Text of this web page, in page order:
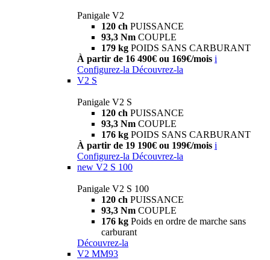
Panigale V2
120 ch PUISSANCE
93,3 Nm COUPLE
179 kg POIDS SANS CARBURANT
À partir de 16 490€ ou 169€/mois i
Configurez-la Découvrez-la
V2 S
Panigale V2 S
120 ch PUISSANCE
93,3 Nm COUPLE
176 kg POIDS SANS CARBURANT
À partir de 19 190€ ou 199€/mois i
Configurez-la Découvrez-la
new V2 S 100
Panigale V2 S 100
120 ch PUISSANCE
93,3 Nm COUPLE
176 kg Poids en ordre de marche sans
carburant
Découvrez-la
V2 MM93